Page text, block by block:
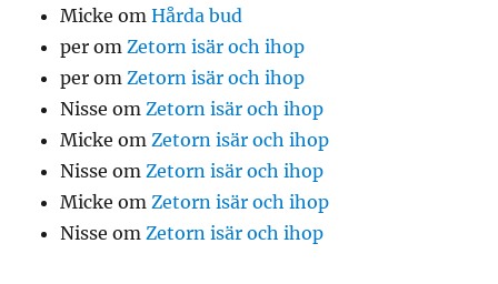
Micke omHårda bud
per omZetorn isär och ihop
per omZetorn isär och ihop
Nisse omZetorn isär och ihop
Micke omZetorn isär och ihop
Nisse omZetorn isär och ihop
Micke omZetorn isär och ihop
Nisse omZetorn isär och ihop